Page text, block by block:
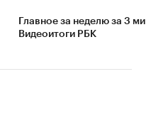
Главное за неделю за 3
Видеоитоги РБК